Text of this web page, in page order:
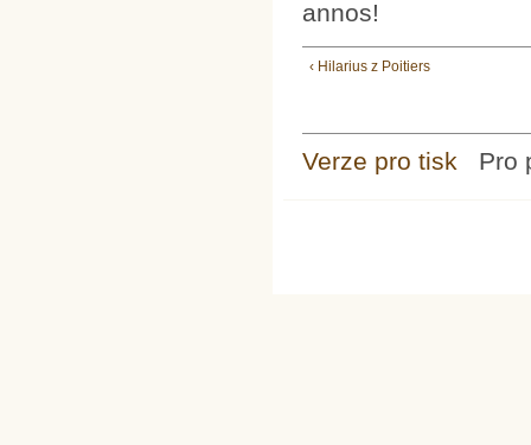
annos!
‹ Hilarius z Poitiers
Verze pro tisk Pro